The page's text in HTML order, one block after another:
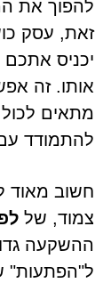
להפוך את
זאת, עסק
יכניס אתכם
אותו. זה
מתאים
להתמודד
חשוב מאוד
צמוד, של
ההשקעה
ל"הפתעות"